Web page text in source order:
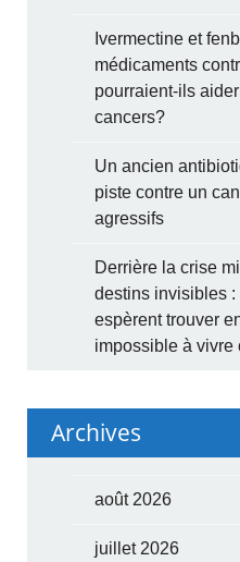
Ivermectine et
médicaments
pourraient-ils
cancers?
Un ancien
piste contre un
agressifs
Derrière la crise
destins invisibles
espèrent trouver
impossible à vivre
Archives
août 2026
juillet 2026